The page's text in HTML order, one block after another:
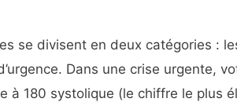
se divisent en deux catégories :
Dans une crise urgente,
à 180 systolique (le chiffre le plus